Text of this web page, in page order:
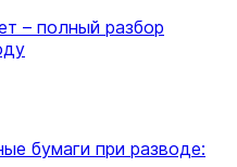
– полный разбор
бумаги при разводе: